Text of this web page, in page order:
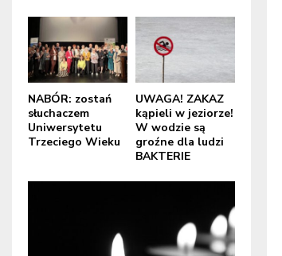
NABÓR: zostań
słuchaczem
Uniwersytetu
Trzeciego Wieku
UWAGA! ZAKAZ
kąpieli w jeziorze!
W wodzie są
groźne dla ludzi
BAKTERIE